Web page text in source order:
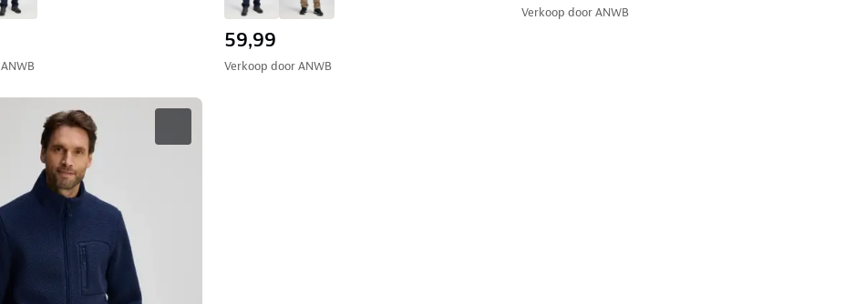
ANWB
59,99
Verkoop doorANWB
Verkoop doorANWB